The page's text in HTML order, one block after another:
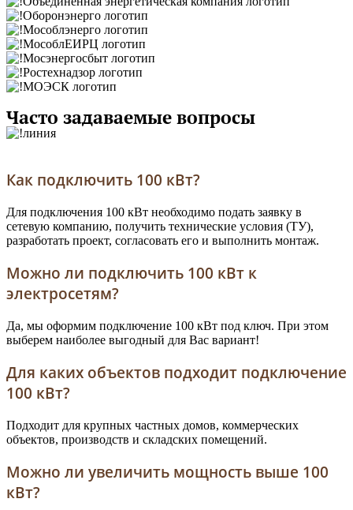
Часто задаваемые вопросы
Как подключить 100 кВт?
Для подключения 100 кВт необходимо подать заявку в
сетевую компанию, получить технические условия (ТУ),
разработать проект, согласовать его и выполнить монтаж.
Можно ли подключить 100 кВт к
электросетям?
Да, мы оформим подключение 100 кВт под ключ. При этом
выберем наиболее выгодный для Вас вариант!
Для каких объектов подходит подключение
100 кВт?
Подходит для крупных частных домов, коммерческих
объектов, производств и складских помещений.
Можно ли увеличить мощность выше 100
кВт?